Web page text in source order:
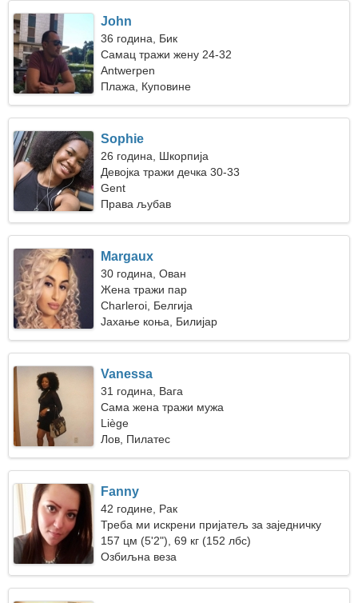
John
36 година, Бик
Самац тражи жену 24-32
Antwerpen
Плажа, Куповине
Sophie
26 година, Шкорпија
Девојка тражи дечка 30-33
Gent
Права љубав
Margaux
30 година, Ован
Жена тражи пар
Charleroi, Белгија
Јахање коња, Билијар
Vanessa
31 година, Вага
Сама жена тражи мужа
Liège
Лов, Пилатес
Fanny
42 године, Рак
Треба ми искрени пријатељ за заједничку
шетњу
157 цм (5'2"), 69 кг (152 лбс)
Озбиљна веза